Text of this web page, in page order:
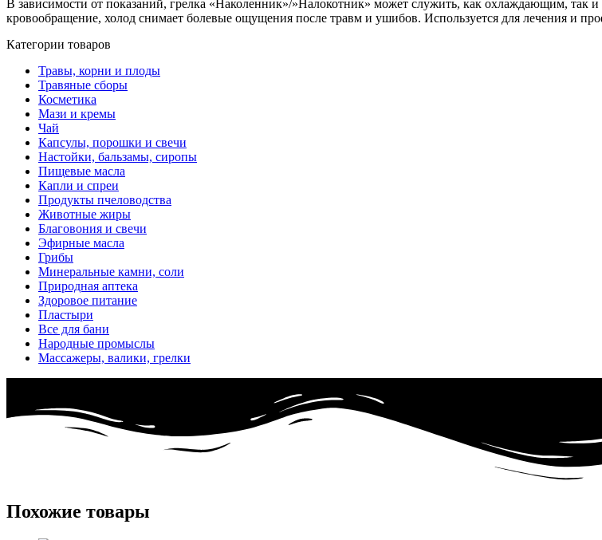
В зависимости от показаний, грелка «Наколенник»/»Налокотник» может служить, как охлаждающим, так
кровообращение, холод снимает болевые ощущения после травм и ушибов. Используется для лечения и
Категории товаров
Травы, корни и плоды
Травяные сборы
Косметика
Мази и кремы
Чай
Капсулы, порошки и свечи
Настойки, бальзамы, сиропы
Пищевые масла
Капли и спреи
Продукты пчеловодства
Животные жиры
Благовония и свечи
Эфирные масла
Грибы
Минеральные камни, соли
Природная аптека
Здоровое питание
Пластыри
Все для бани
Народные промыслы
Массажеры, валики, грелки​
Похожие товары